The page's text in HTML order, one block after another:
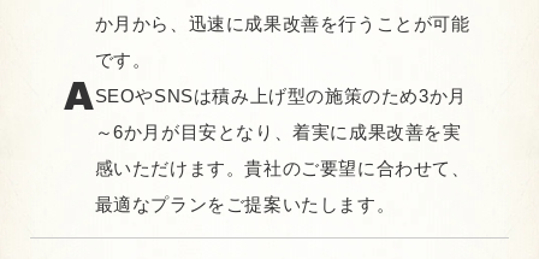
か月から、迅速に成果改善を行うことが可能
です。
SEOやSNSは積み上げ型の施策のため3か月
～6か月が目安となり、着実に成果改善を実
感いただけます。貴社のご要望に合わせて、
最適なプランをご提案いたします。